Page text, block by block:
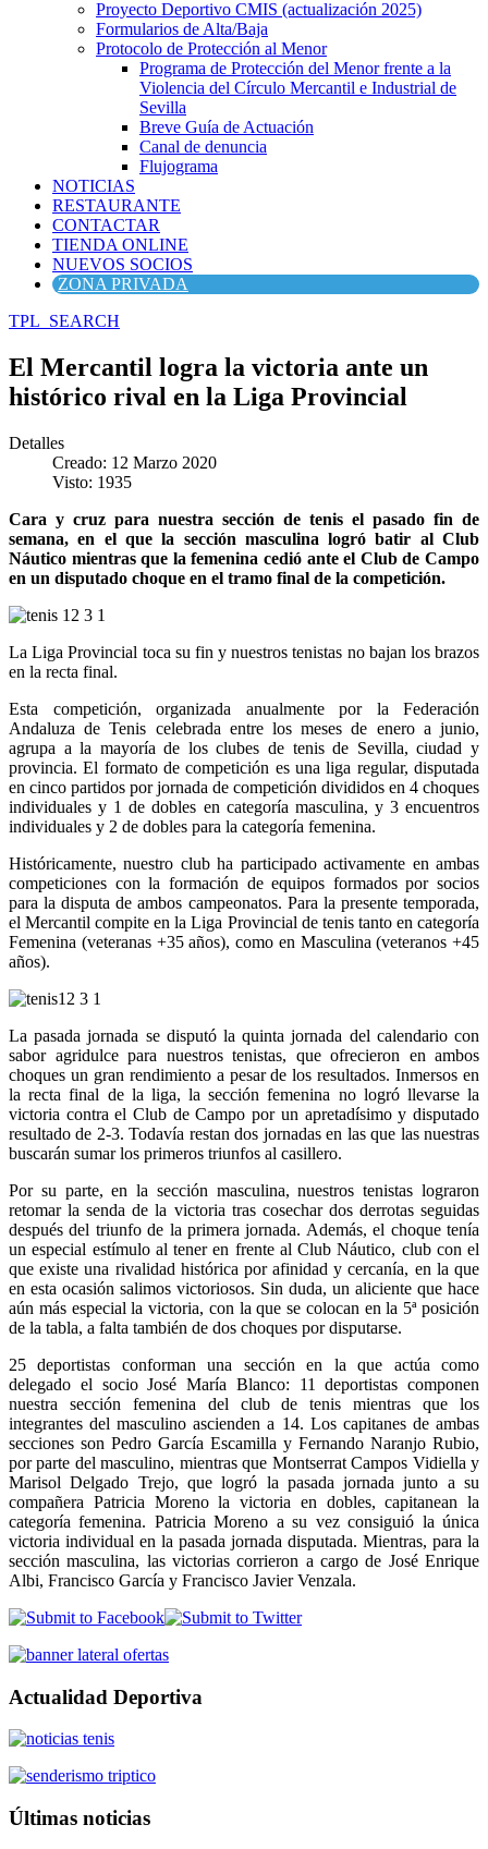
Proyecto Deportivo CMIS (actualización 2025)
Formularios de Alta/Baja
Protocolo de Protección al Menor
Programa de Protección del Menor frente a la
Violencia del Círculo Mercantil e Industrial de
Sevilla
Breve Guía de Actuación
Canal de denuncia
Flujograma
NOTICIAS
RESTAURANTE
CONTACTAR
TIENDA ONLINE
NUEVOS SOCIOS
ZONA PRIVADA
TPL_SEARCH
El Mercantil logra la victoria ante un
histórico rival en la Liga Provincial
Detalles
Creado: 12 Marzo 2020
Visto: 1935
Cara y cruz para nuestra sección de tenis el pasado fin de
semana, en el que la sección masculina logró batir al Club
Náutico mientras que la femenina cedió ante el Club de Campo
en un disputado choque en el tramo final de la competición.
La Liga Provincial toca su fin y nuestros tenistas no bajan los brazos
en la recta final.
Esta competición, organizada anualmente por la Federación
Andaluza de Tenis celebrada entre los meses de enero a junio,
agrupa a la mayoría de los clubes de tenis de Sevilla, ciudad y
provincia. El formato de competición es una liga regular, disputada
en cinco partidos por jornada de competición divididos en 4 choques
individuales y 1 de dobles en categoría masculina, y 3 encuentros
individuales y 2 de dobles para la categoría femenina.
Históricamente, nuestro club ha participado activamente en ambas
competiciones con la formación de equipos formados por socios
para la disputa de ambos campeonatos. Para la presente temporada,
el Mercantil compite en la Liga Provincial de tenis tanto en categoría
Femenina (veteranas +35 años), como en Masculina (veteranos +45
años).
La pasada jornada se disputó la quinta jornada del calendario con
sabor agridulce para nuestros tenistas, que ofrecieron en ambos
choques un gran rendimiento a pesar de los resultados. Inmersos en
la recta final de la liga, la sección femenina no logró llevarse la
victoria contra el Club de Campo por un apretadísimo y disputado
resultado de 2-3. Todavía restan dos jornadas en las que las nuestras
buscarán sumar los primeros triunfos al casillero.
Por su parte, en la sección masculina, nuestros tenistas lograron
retomar la senda de la victoria tras cosechar dos derrotas seguidas
después del triunfo de la primera jornada. Además, el choque tenía
un especial estímulo al tener en frente al Club Náutico, club con el
que existe una rivalidad histórica por afinidad y cercanía, en la que
en esta ocasión salimos victoriosos. Sin duda, un aliciente que hace
aún más especial la victoria, con la que se colocan en la 5ª posición
de la tabla, a falta también de dos choques por disputarse.
25 deportistas conforman una sección en la que actúa como
delegado el socio José María Blanco: 11 deportistas componen
nuestra sección femenina del club de tenis mientras que los
integrantes del masculino ascienden a 14. Los capitanes de ambas
secciones son Pedro García Escamilla y Fernando Naranjo Rubio,
por parte del masculino, mientras que Montserrat Campos Vidiella y
Marisol Delgado Trejo, que logró la pasada jornada junto a su
compañera Patricia Moreno la victoria en dobles, capitanean la
categoría femenina. Patricia Moreno a su vez consiguió la única
victoria individual en la pasada jornada disputada. Mientras, para la
sección masculina, las victorias corrieron a cargo de José Enrique
Albi, Francisco García y Francisco Javier Venzala.
Actualidad Deportiva
Últimas noticias